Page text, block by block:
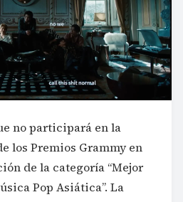
no participará en la
los Premios Grammy en
de la categoría “Mejor
Pop Asiática”. La